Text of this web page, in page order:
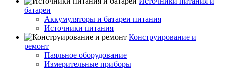
батареи
Аккумуляторы и батареи питания
Источники питания
Конструирование и
ремонт
Паяльное оборудование
Измерительные приборы